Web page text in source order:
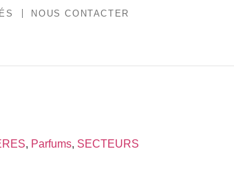
NOUS CONTACTER
, Parfums, SECTEURS